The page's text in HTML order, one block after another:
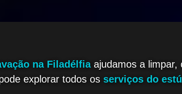
na Filadélfiaajudamos a limpar,
explorar todos os serviços do